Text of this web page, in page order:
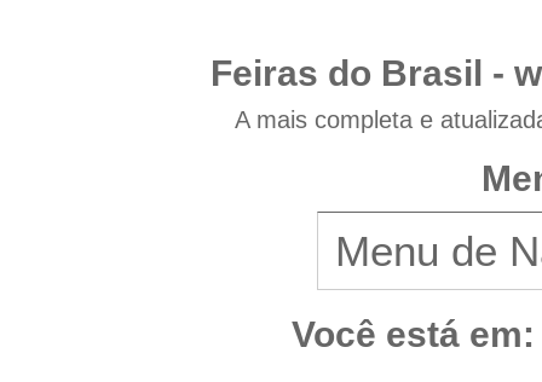
Feiras do Brasil -
A mais completa e
Você está em: